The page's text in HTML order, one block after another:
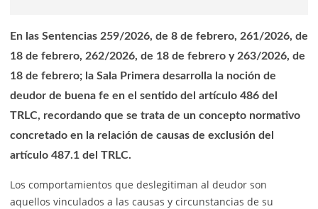
En las Sentencias 259/2026, de 8 de febrero, 261/2026, de
18 de febrero, 262/2026, de 18 de febrero y 263/2026, de
18 de febrero; la Sala Primera desarrolla la noción de
deudor de buena fe en el sentido del artículo 486 del
TRLC, recordando que se trata de un concepto normativo
concretado en la relación de causas de exclusión del
artículo 487.1 del TRLC.
Los comportamientos que deslegitiman al deudor son
aquellos vinculados a las causas y circunstancias de su